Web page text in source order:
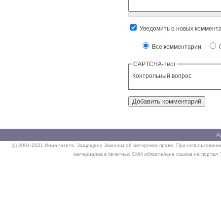
Уведомить о новых
Все комментарии
CAPTCHA-тест
Контрольный вопрос
(c) 2001-2021 Иная газета. Защищено Законом об авторском праве. При
материалов в печатных СМИ обязательна ссылка на